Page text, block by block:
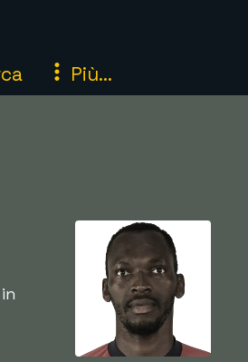
Più...